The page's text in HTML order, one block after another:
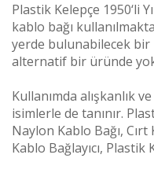
Plastik Kelepçe 1950‘li
kablo bağı
yerde bulunabilecek
alternatif bir üründe
Kullanımda alışkanlık
isimlerle de tanınır.
Naylon Kablo Bağı,
Kablo Bağlayıcı, Plastik